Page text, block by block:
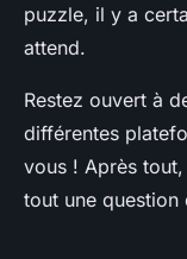
puzzle, il y a
attend.
Restez ouvert à
différentes
vous ! Après
tout une question